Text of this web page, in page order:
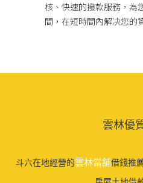
核、快速的撥款服務，為
間，在短時間內解决您的
雲林優
斗六在地經營的雲林當舖借錢推